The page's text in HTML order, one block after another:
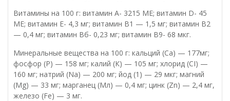
Витамины на 100 г: витамин А- 3215 МЕ; витамин D- 45
МЕ; витамин Е- 4,3 мг; витамин В1 — 1,5 мг; витамин В2
— 0,4 мг; витамин Вб- 0,23 мг; витамин В9- 68 мкг.
Минеральные вещества на 100 г: кальций (Са) — 177мг;
фосфор (Р) — 158 мг; калий (К) — 105 мг; хлорид (CI) —
160 мг; натрий (Na) — 200 мг; йод (1) — 29 мкг; магний
(Mg) — 33 мг; марганец (Мл) — 0,4 мг; цинк (Zn) — 2,4 мг,
железо (Fe) — 3 мг.